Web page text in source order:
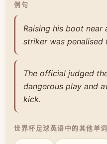
例句
Raising his boot near
striker was penalised
The official judged
dangerous play and
kick.
世界杯足球英语中的其他单词